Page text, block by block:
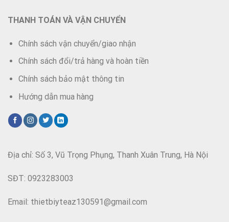
Địa chỉ: Số 3, Vũ Trọng Phụng, Thanh Xuân Trung, Hà Nội
SĐT: 0923283003
Email: thietbiyteaz130591@gmail.com
THANH TOÁN VÀ VẬN CHUYỂN
Chính sách vận chuyển/giao nhận
Chính sách đổi/trả hàng và hoàn tiền
Chính sách bảo mật thông tin
Hướng dẫn mua hàng